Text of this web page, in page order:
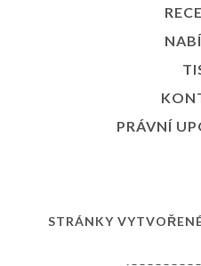
PRÁVNÍ
STRÁNKY